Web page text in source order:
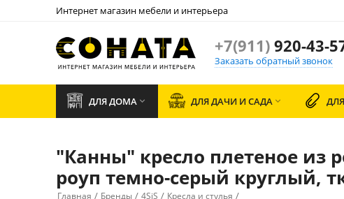
Интернет магазин мебели и интерьера
+7(911)920-43-
Заказать обратный звонок
ДЛЯ ДОМА  ДЛЯ ДАЧИ И САДА 
"Канны" кресло плетеное из
роуп темно-серый круглый,
Главная / Бренды / 4SiS / Кресла и стулья /